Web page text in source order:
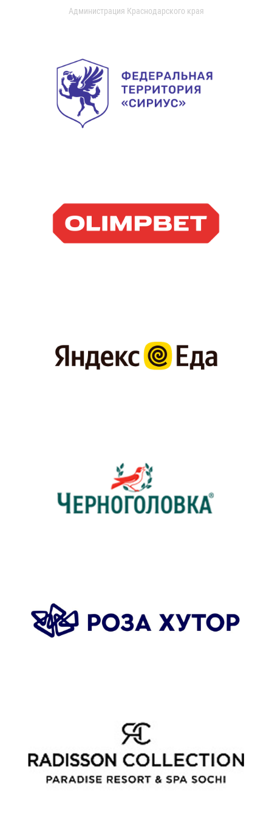
Администрация Краснодарского края